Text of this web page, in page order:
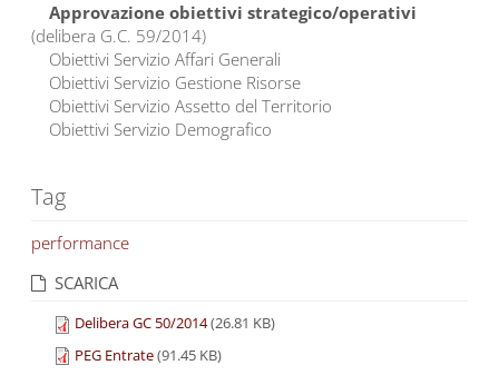
Approvazione obiettivi strategico/operativi
(delibera G.C. 59/2014)
Obiettivi Servizio Affari Generali
Obiettivi Servizio Gestione Risorse
Obiettivi Servizio Assetto del Territorio
Obiettivi Servizio Demografico
Tag
performance
SCARICA
Delibera GC 50/2014(26.81 KB)
PEG Entrate(91.45 KB)